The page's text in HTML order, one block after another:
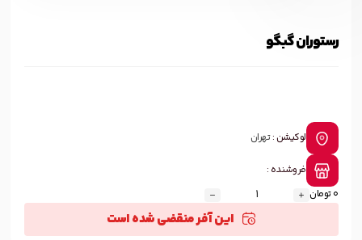
رستوران گبگو
لوکیشن :تهران
فروشنده :
0 تومان
این آفر منقضی شده است